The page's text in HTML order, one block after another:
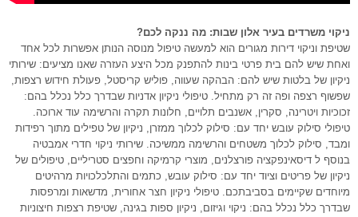
ניקוי משרדים בעיר אלון שבות: מה ננקה לכם?
שטיפת וניקוי דירות מגורים הוא למעשה טיפול מנוסה הנותן אפשרות לכל אחד
ואחת שיש להם בית פרטי בינות להתפנק מכל היצע העזרה שאנו מציעים: שירותי
ניקיון של בלטות שיש להם: הבהקה שעווה, פוליש קריסטל, פעולת חידוש רצפות,
שפשוף רצפה ופה זה רק מתחיל. טיפולי ניקיון אדניות שבדרך כלל נכלל בהם:
זכוכיות ויטרינה, סקרין, אשנבים תלויים, חלונות תקרה והרשימה עוד ארוכה.
טיפולי סילוק עובש יחד עם: סילוק לכלוך ממזרן, ניקיון של טפילים מתוך רפידות
ומבד, סילוק לכלוך משטחים והרשימה ממשיכה. שירותי ניקוי חדרי אמבטיה
בנוסף ל דיסאינפקציה פורצלנים, מוצרי קרמיקה וחפצים סטריליים, טיפולים של
ניקיון של פריטים וציוד יחד עם: סילוק עובש, כתמים והתלכלכויות מרהיטים
מיוחדים שקיימים בסביבתכם. טיפולי ניקיון חצר אחורית, מדשאות ומרפסות
שבדרך כלל נכלל בהם: ניקוי וגיזום, ניקיון ספות בגינה, שטיפת רצפות חיצוניות